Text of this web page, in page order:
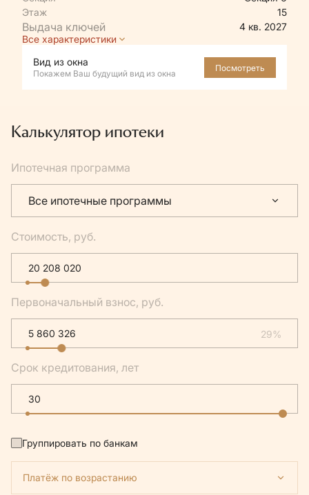
Этаж
15
4 кв. 2027
Все характеристики
Вид из окна
Покажем Ваш будущий вид из окна
Посмотреть
Калькулятор ипотеки
Ипотечная программа
Все ипотечные программы
Стоимость, руб.
Первоначальный взнос, руб.
29%
Срок кредитования, лет
Группировать по банкам
Платёж по возрастанию